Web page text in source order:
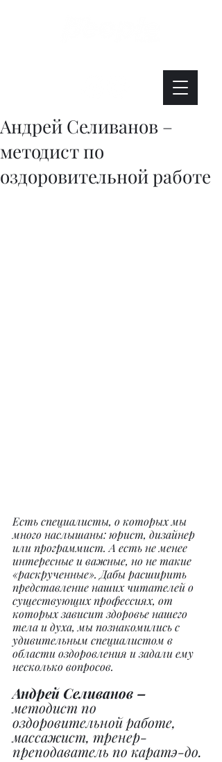
Андрей Селиванов –
методист по
оздоровительной работе
Есть специалисты, о которых мы
много наслышаны: юрист, дизайнер
или программист. А есть не менее
интересные и важные, но не такие
«раскрученные». Дабы расширить
представление наших читателей о
существующих профессиях, от
которых зависит здоровье нашего
тела и духа, мы познакомились с
удивительным специалистом в
области оздоровления и задали ему
несколько вопросов.
Андрей Селиванов –
методист по
оздоровительной работе,
массажист, тренер-
преподаватель по каратэ-до.